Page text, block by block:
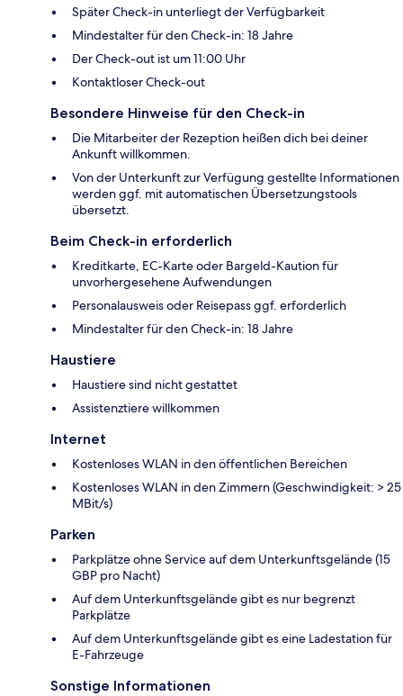
Später Check-in unterliegt der Verfügbarkeit
Mindestalter für den Check-in: 18 Jahre
Der Check-out ist um 11:00 Uhr
Kontaktloser Check-out
Besondere Hinweise für den Check-in
Die Mitarbeiter der Rezeption heißen dich bei deiner
Ankunft willkommen.
Von der Unterkunft zur Verfügung gestellte Informationen
werden ggf. mit automatischen Übersetzungstools
übersetzt.
Beim Check-in erforderlich
Kreditkarte, EC-Karte oder Bargeld-Kaution für
unvorhergesehene Aufwendungen
Personalausweis oder Reisepass ggf. erforderlich
Mindestalter für den Check-in: 18 Jahre
Haustiere
Haustiere sind nicht gestattet
Assistenztiere willkommen
Internet
Kostenloses WLAN in den öffentlichen Bereichen
Kostenloses WLAN in den Zimmern (Geschwindigkeit: > 25
MBit/s)
Parken
Parkplätze ohne Service auf dem Unterkunftsgelände (15
GBP pro Nacht)
Auf dem Unterkunftsgelände gibt es nur begrenzt
Parkplätze
Auf dem Unterkunftsgelände gibt es eine Ladestation für
E-Fahrzeuge
Sonstige Informationen